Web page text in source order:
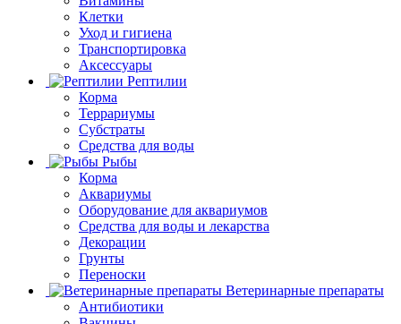
Клетки
Уход и гигиена
Транспортировка
Аксессуары
Рептилии
Корма
Террариумы
Субстраты
Средства для воды
Рыбы
Корма
Аквариумы
Оборудование для аквариумов
Средства для воды и лекарства
Декорации
Грунты
Переноски
Ветеринарные препараты
Антибиотики